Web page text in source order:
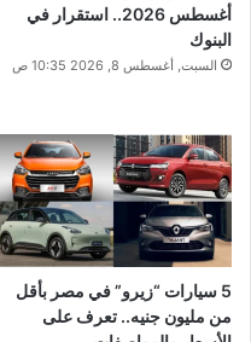
أغسطس 2026.. استقرار في
البنوك
السبت, أغسطس 8, 2026 10:35 ص
5 سيارات “زيرو” في مصر بأقل
من مليون جنيه.. تعرف على